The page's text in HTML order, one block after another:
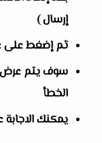
إرسال )
ثم إضغط على
سوف يتم عرض
الخطأ
يمكنك الاجابة